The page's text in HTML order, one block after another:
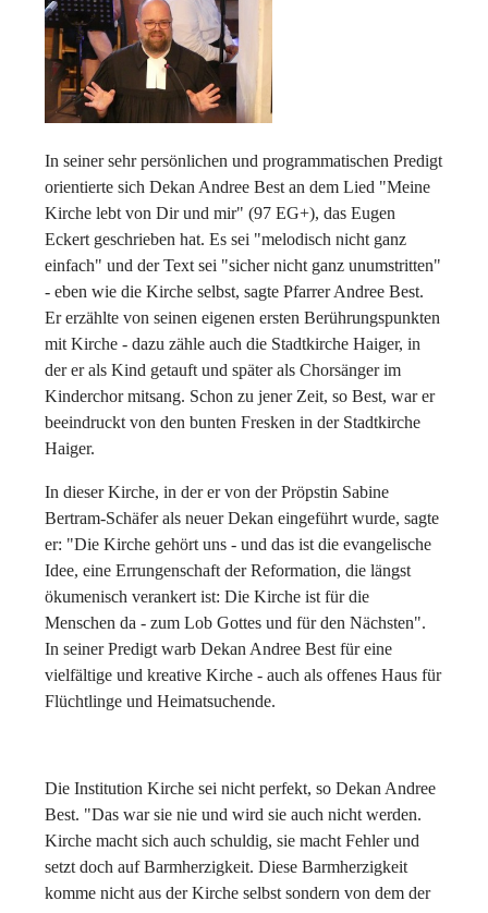
In seiner sehr persönlichen und programmatischen Predigt
orientierte sich Dekan Andree Best an dem Lied "Meine
Kirche lebt von Dir und mir" (97 EG+), das Eugen
Eckert geschrieben hat. Es sei "melodisch nicht ganz
einfach" und der Text sei "sicher nicht ganz unumstritten"
- eben wie die Kirche selbst, sagte Pfarrer Andree Best.
Er erzählte von seinen eigenen ersten Berührungspunkten
mit Kirche - dazu zähle auch die Stadtkirche Haiger, in
der er als Kind getauft und später als Chorsänger im
Kinderchor mitsang. Schon zu jener Zeit, so Best, war er
beeindruckt von den bunten Fresken in der Stadtkirche
Haiger.
In dieser Kirche, in der er von der Pröpstin Sabine
Bertram-Schäfer als neuer Dekan eingeführt wurde, sagte
er: "Die Kirche gehört uns - und das ist die evangelische
Idee, eine Errungenschaft der Reformation, die längst
ökumenisch verankert ist: Die Kirche ist für die
Menschen da - zum Lob Gottes und für den Nächsten".
In seiner Predigt warb Dekan Andree Best für eine
vielfältige und kreative Kirche - auch als offenes Haus für
Flüchtlinge und Heimatsuchende.
Die Institution Kirche sei nicht perfekt, so Dekan Andree
Best. "Das war sie nie und wird sie auch nicht werden.
Kirche macht sich auch schuldig, sie macht Fehler und
setzt doch auf Barmherzigkeit. Diese Barmherzigkeit
komme nicht aus der Kirche selbst sondern von dem der